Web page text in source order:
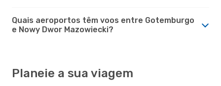
Quais aeroportos têm voos entre Gotemburgo
e Nowy Dwor Mazowiecki?
Planeie a sua viagem